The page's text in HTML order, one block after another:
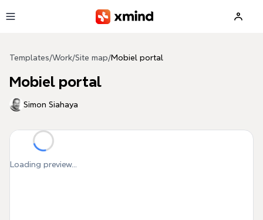
Templates/Work/Site map/Mobiel portal
Mobiel portal
Simon Siahaya
Loading preview...